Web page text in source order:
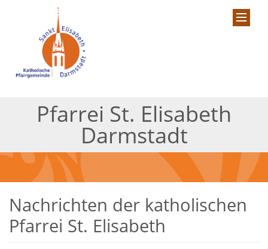
Pfarrei St. Elisabeth
Darmstadt
Nachrichten der katholischen
Pfarrei St. Elisabeth